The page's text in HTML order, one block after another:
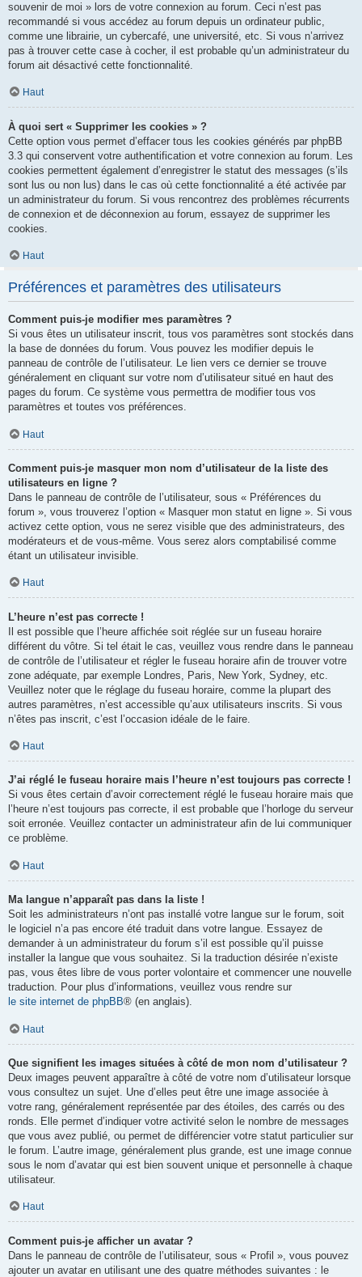
souvenir de moi » lors de votre connexion au forum. Ceci n’est pas
recommandé si vous accédez au forum depuis un ordinateur public,
comme une librairie, un cybercafé, une université, etc. Si vous n’arrivez
pas à trouver cette case à cocher, il est probable qu’un administrateur du
forum ait désactivé cette fonctionnalité.
Haut
À quoi sert « Supprimer les cookies » ?
Cette option vous permet d’effacer tous les cookies générés par phpBB
3.3 qui conservent votre authentification et votre connexion au forum. Les
cookies permettent également d’enregistrer le statut des messages (s’ils
sont lus ou non lus) dans le cas où cette fonctionnalité a été activée par
un administrateur du forum. Si vous rencontrez des problèmes récurrents
de connexion et de déconnexion au forum, essayez de supprimer les
cookies.
Haut
Préférences et paramètres des utilisateurs
Comment puis-je modifier mes paramètres ?
Si vous êtes un utilisateur inscrit, tous vos paramètres sont stockés dans
la base de données du forum. Vous pouvez les modifier depuis le
panneau de contrôle de l’utilisateur. Le lien vers ce dernier se trouve
généralement en cliquant sur votre nom d’utilisateur situé en haut des
pages du forum. Ce système vous permettra de modifier tous vos
paramètres et toutes vos préférences.
Haut
Comment puis-je masquer mon nom d’utilisateur de la liste des
utilisateurs en ligne ?
Dans le panneau de contrôle de l’utilisateur, sous « Préférences du
forum », vous trouverez l’option « Masquer mon statut en ligne ». Si vous
activez cette option, vous ne serez visible que des administrateurs, des
modérateurs et de vous-même. Vous serez alors comptabilisé comme
étant un utilisateur invisible.
Haut
L’heure n’est pas correcte !
Il est possible que l’heure affichée soit réglée sur un fuseau horaire
différent du vôtre. Si tel était le cas, veuillez vous rendre dans le panneau
de contrôle de l’utilisateur et régler le fuseau horaire afin de trouver votre
zone adéquate, par exemple Londres, Paris, New York, Sydney, etc.
Veuillez noter que le réglage du fuseau horaire, comme la plupart des
autres paramètres, n’est accessible qu’aux utilisateurs inscrits. Si vous
n’êtes pas inscrit, c’est l’occasion idéale de le faire.
Haut
J’ai réglé le fuseau horaire mais l’heure n’est toujours pas correcte !
Si vous êtes certain d’avoir correctement réglé le fuseau horaire mais que
l’heure n’est toujours pas correcte, il est probable que l’horloge du serveur
soit erronée. Veuillez contacter un administrateur afin de lui communiquer
ce problème.
Haut
Ma langue n’apparaît pas dans la liste !
Soit les administrateurs n’ont pas installé votre langue sur le forum, soit
le logiciel n’a pas encore été traduit dans votre langue. Essayez de
demander à un administrateur du forum s’il est possible qu’il puisse
installer la langue que vous souhaitez. Si la traduction désirée n’existe
pas, vous êtes libre de vous porter volontaire et commencer une nouvelle
traduction. Pour plus d’informations, veuillez vous rendre sur
le site internet de phpBB® (en anglais).
Haut
Que signifient les images situées à côté de mon nom d’utilisateur ?
Deux images peuvent apparaître à côté de votre nom d’utilisateur lorsque
vous consultez un sujet. Une d’elles peut être une image associée à
votre rang, généralement représentée par des étoiles, des carrés ou des
ronds. Elle permet d’indiquer votre activité selon le nombre de messages
que vous avez publié, ou permet de différencier votre statut particulier sur
le forum. L’autre image, généralement plus grande, est une image connue
sous le nom d’avatar qui est bien souvent unique et personnelle à chaque
utilisateur.
Haut
Comment puis-je afficher un avatar ?
Dans le panneau de contrôle de l’utilisateur, sous « Profil », vous pouvez
ajouter un avatar en utilisant une des quatre méthodes suivantes : le